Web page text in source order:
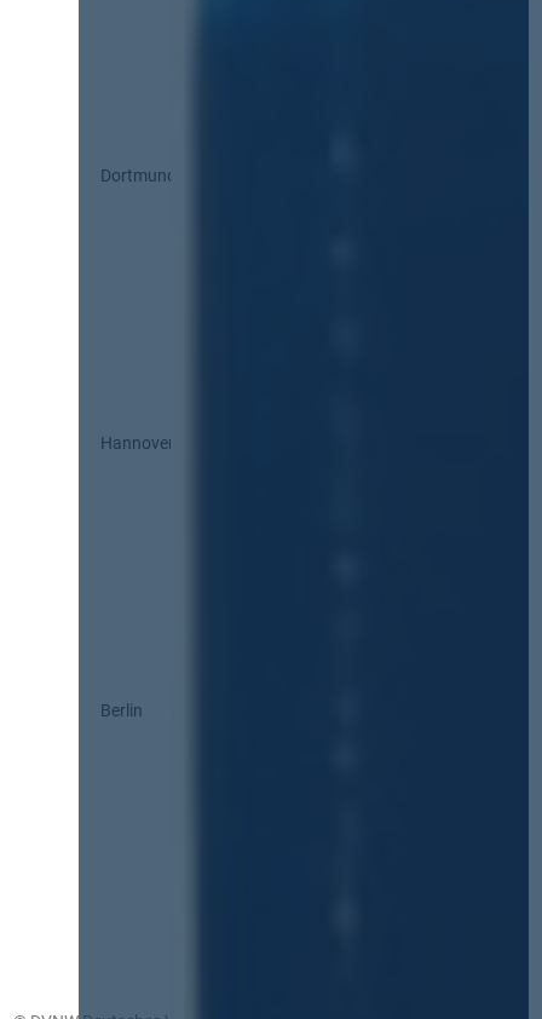
Dortmund
Hannover
Berlin